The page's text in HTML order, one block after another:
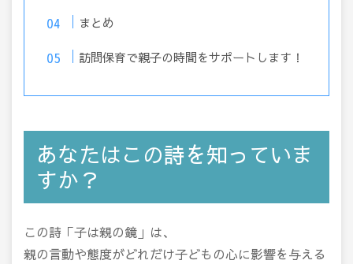
まとめ
訪問保育で親子の時間をサポートします！
あなたはこの詩を知っていま
すか？
この詩「子は親の鏡」は、
親の言動や態度がどれだけ子どもの心に影響を与える